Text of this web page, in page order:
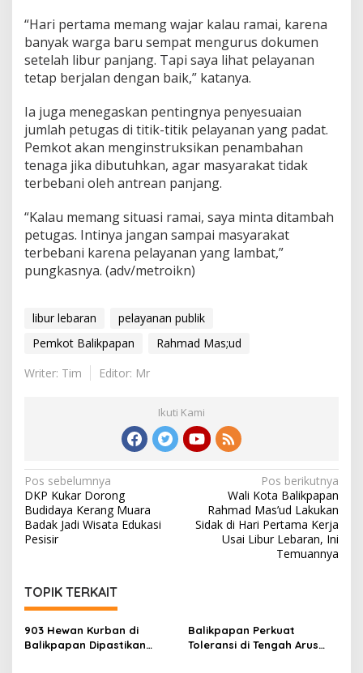
“Hari pertama memang wajar kalau ramai, karena
banyak warga baru sempat mengurus dokumen
setelah libur panjang. Tapi saya lihat pelayanan
tetap berjalan dengan baik,” katanya.
Ia juga menegaskan pentingnya penyesuaian
jumlah petugas di titik-titik pelayanan yang padat.
Pemkot akan menginstruksikan penambahan
tenaga jika dibutuhkan, agar masyarakat tidak
terbebani oleh antrean panjang.
“Kalau memang situasi ramai, saya minta ditambah
petugas. Intinya jangan sampai masyarakat
terbebani karena pelayanan yang lambat,”
pungkasnya. (adv/metroikn)
libur lebaran
pelayanan publik
Pemkot Balikpapan
Rahmad Mas;ud
Writer: Tim
Editor: Mr
Ikuti Kami
Navigasi
pos
Pos sebelumnya
DKP Kukar Dorong
Budidaya Kerang Muara
Badak Jadi Wisata Edukasi
Pesisir
Pos berikutnya
Wali Kota Balikpapan
Rahmad Mas’ud Lakukan
Sidak di Hari Pertama Kerja
Usai Libur Lebaran, Ini
Temuannya
TOPIK TERKAIT
903 Hewan Kurban di
Balikpapan Dipastikan
Balikpapan Perkuat
Toleransi di Tengah Arus